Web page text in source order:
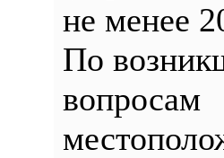
не менее
По
вопросам